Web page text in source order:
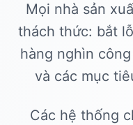
Mọi nhà sản
thách thức: bắt
hàng nghìn
và các mục
Các hệ thống